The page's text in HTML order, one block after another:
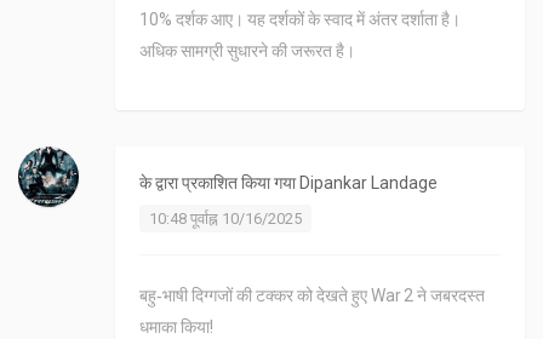
10% दर्शक आए। यह दर्शकों के स्वाद में अंतर दर्शाता है।
अधिक सामग्री सुधारने की जरूरत है।
के द्वारा प्रकाशित किया गया Dipankar Landage
10:48 पूर्वाह्न 10/16/2025
बहु‑भाषी दिग्गजों की टक्कर को देखते हुए War 2 ने जबरदस्त
धमाका किया!